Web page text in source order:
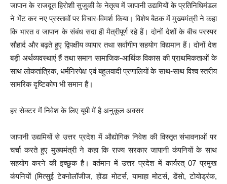
जापान के राजदूत हिरोशी सुजुकी के नेतृत्व में जापानी उद्यमियों के प्रतिनिधिमंडल
ने भेंट कर नए प्रस्तावों पर विचार-विमर्श किया। विशेष बैठक में मुख्यमंत्री ने कहा
कि भारत व जापान के संबंध सदा ही मैत्रीपूर्ण रहे हैं। दोनों देशों के बीच परस्पर
सौहार्द और बढ़ते हुए द्विपक्षीय व्यापार तथा सर्वांगीण सहयोग विद्यमान हैं। दोनों देश
बड़ी अर्थव्यवस्थाएं हैं तथा समान सामाजिक-आर्थिक विकास की प्राथमिकताओं के
साथ लोकतांत्रिक, धर्मनिरपेक्ष एवं बहुलवादी प्रणालियों के साथ-साथ विश्व स्तरीय
सामरिक दृष्टिकोण भी समान हैं।
हर सेक्टर में निवेश के लिए यूपी में है अनुकूल अवसर
जापानी उद्यमियों से उत्तर प्रदेश में औद्योगिक निवेश की विस्तृत संभावनाओं पर
चर्चा करते हुए मुख्यमंत्री ने कहा कि राज्य सरकार जापानी कंपनियों के साथ
सहयोग करने की इच्छुक है। वर्तमान में उत्तर प्रदेश में कार्यरत् 07 प्रमुख
कंपनियों (मित्सुई टेक्नोलॉजीज, होंडा मोटर्स, यामाहा मोटर्स, डेंसो, टोयोड्रंक,